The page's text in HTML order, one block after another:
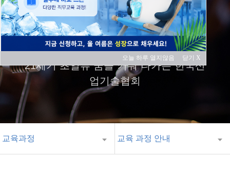
교육과정
21세기 초일류 꿈을 키워 나가는 한국산
업기술협회
교육과정 교육 과정 안내
오늘 하루 열지않음 닫기 X